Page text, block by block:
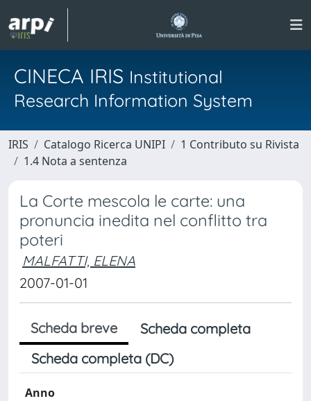
CINECA IRIS Institutional
Research Information System
IRIS Catalogo Ricerca UNIPI
1 Contributo su Rivista
1.4 Nota a sentenza
La Corte mescola le carte: una
pronuncia inedita nel conflitto tra
poteri
MALFATTI, ELENA
2007-01-01
Scheda breve
Scheda completa
Scheda completa (DC)
Anno